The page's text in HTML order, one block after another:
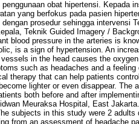
obat hipertensi. Kepada
yang berfokus pada pasien
prosedur sehingga intervensi
Teknik Guided Imagery /
blood pressure in the arteries is
is a sign of hypertension. An
in the head causes the
such as headaches and a
therapy that can help patients
lighter or even disappear. The
both before and after
Meuraksa Hospital, East
subjects in this study were 2 adults
from an assessment of headache